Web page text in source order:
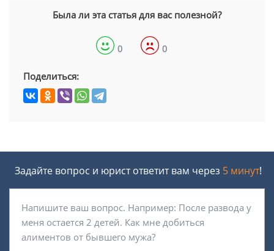
Была ли эта статья для вас полезной?
0 0
Поделиться:
Задайте вопрос и юрист ответит вам через 5 минут!